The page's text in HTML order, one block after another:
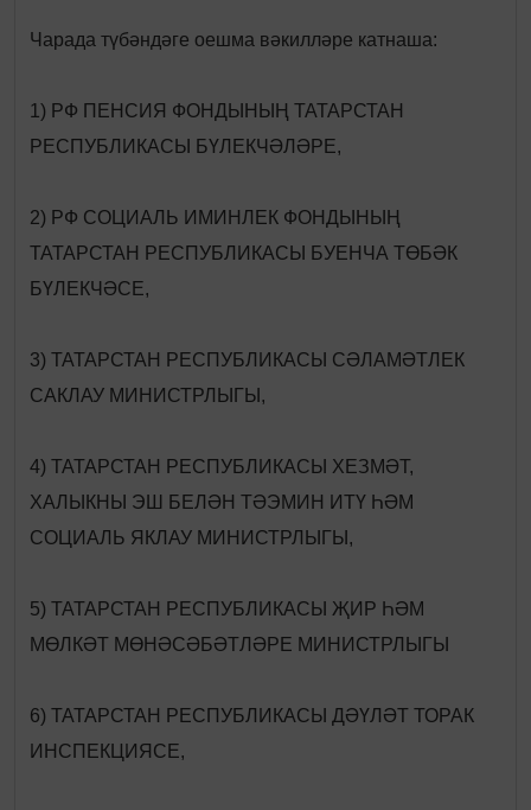
Чарада түбәндәге оешма вәкилләре катнаша:
1) РФ ПЕНСИЯ ФОНДЫНЫҢ ТАТАРСТАН
РЕСПУБЛИКАСЫ БҮЛЕКЧӘЛӘРЕ,
2) РФ СОЦИАЛЬ ИМИНЛЕК ФОНДЫНЫҢ
ТАТАРСТАН РЕСПУБЛИКАСЫ БУЕНЧА ТӨБӘК
БҮЛЕКЧӘСЕ,
3) ТАТАРСТАН РЕСПУБЛИКАСЫ СӘЛАМӘТЛЕК
САКЛАУ МИНИСТРЛЫГЫ,
4) ТАТАРСТАН РЕСПУБЛИКАСЫ ХЕЗМӘТ,
ХАЛЫКНЫ ЭШ БЕЛӘН ТӘЭМИН ИТҮ ҺӘМ
СОЦИАЛЬ ЯКЛАУ МИНИСТРЛЫГЫ,
5) ТАТАРСТАН РЕСПУБЛИКАСЫ ҖИР ҺӘМ
МӨЛКӘТ МӨНӘСӘБӘТЛӘРЕ МИНИСТРЛЫГЫ
6) ТАТАРСТАН РЕСПУБЛИКАСЫ ДӘҮЛӘТ ТОРАК
ИНСПЕКЦИЯСЕ,